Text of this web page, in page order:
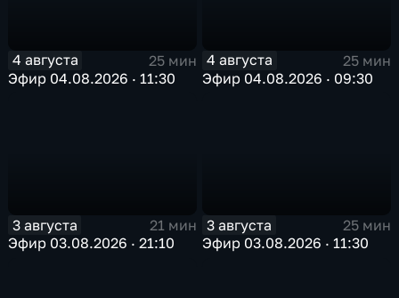
4 августа
25 мин
Эфир 04.08.2026 · 11:30
4 августа
25 мин
Эфир 04.08.2026 · 09:30
3 августа
21 мин
Эфир 03.08.2026 · 21:10
3 августа
25 мин
Эфир 03.08.2026 · 11:30